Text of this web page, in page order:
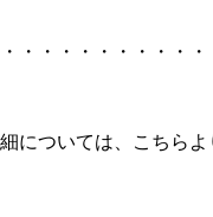
・・・・・・・・・
いては、こちらより